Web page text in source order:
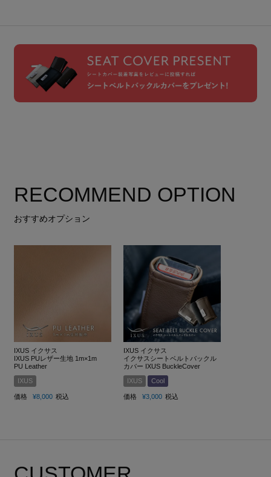
RECOMMEND OPTION
おすすめオプション
IXUS イクサス
IXUS PUレザー生地 1m×1m
PU Leather
IXUS
価格 ¥8,000 税込
IXUS イクサス
イクサスシートベルトバックル
カバー IXUS BuckleCover
IXUS
Cool
価格 ¥3,000 税込